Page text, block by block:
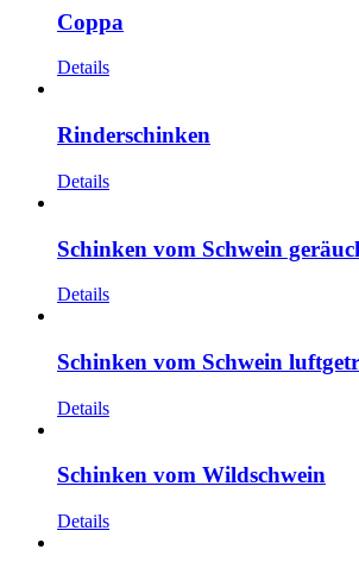
Coppa
Details
Rinderschinken
Details
Schinken vom Schwein
Details
Schinken vom Schwein
Details
Schinken vom Wildschwein
Details